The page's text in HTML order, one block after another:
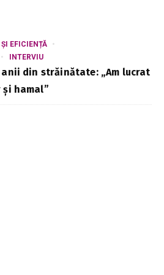
EFICIENȚĂ
INTERVIU
anii din străinătate: „Am lucrat
hamal”